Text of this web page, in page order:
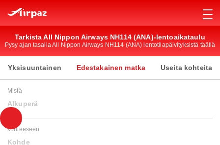
Tarkista All Nippon Airways NH114 (ANA)-lentoaikataulu
Pysy ajan tasalla All Nippon Airways NH114 (ANA) lentotilapäivityksistä täällä
Yksisuuntainen Edestakainen matka Useita kohteita
Mistä
Alkuperä
kohteeseen
Kohde